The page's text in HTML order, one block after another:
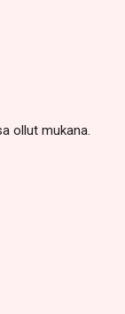
ollut mukana.